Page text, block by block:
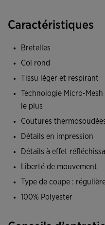
et une sensation seconde
Tissu ultra-léger avec
la transpiration et de
des phases de performance
Liberté de mouvement
Logo Joma Trail en
*Le poids du vêtement
taille.
Caractéristiques
Bretelles
Col rond
Tissu léger et respirant
Technologie Micro-
le plus
Coutures
Détails en impression
Détails à effet
Liberté de mouvement
Type de coupe :
100% Polyester